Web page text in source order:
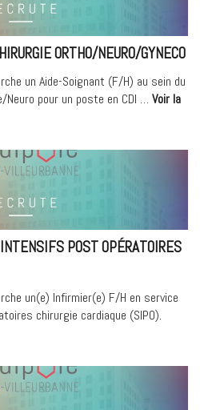
Cardio
interventionnelle/USIC
»
ORTHO/NEURO/GYNECO
un Aide-Soignant (F/H) au sein du
Neuro pour un poste en CDI … Voir la
POST OPÉRATOIRES
un(e) Infirmier(e) F/H en service
chirurgie cardiaque (SIPO).